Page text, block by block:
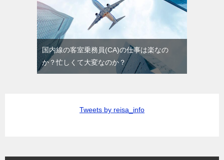
国内線の客室乗務員(CA)の仕事は楽なの
か？忙しくて大変なのか？
Tweets by reisa_info